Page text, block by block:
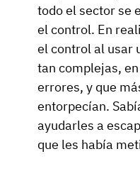
todo el sector se
el control. En
el control al usar
tan complejas,
errores, y que
entorpecían.
ayudarles a
que les había